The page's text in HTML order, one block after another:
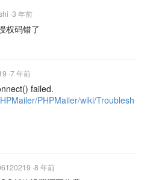
·3 年前
权码错了
·7 年前
failed.
PHPMailer/wiki/Troublesh
·8 年前